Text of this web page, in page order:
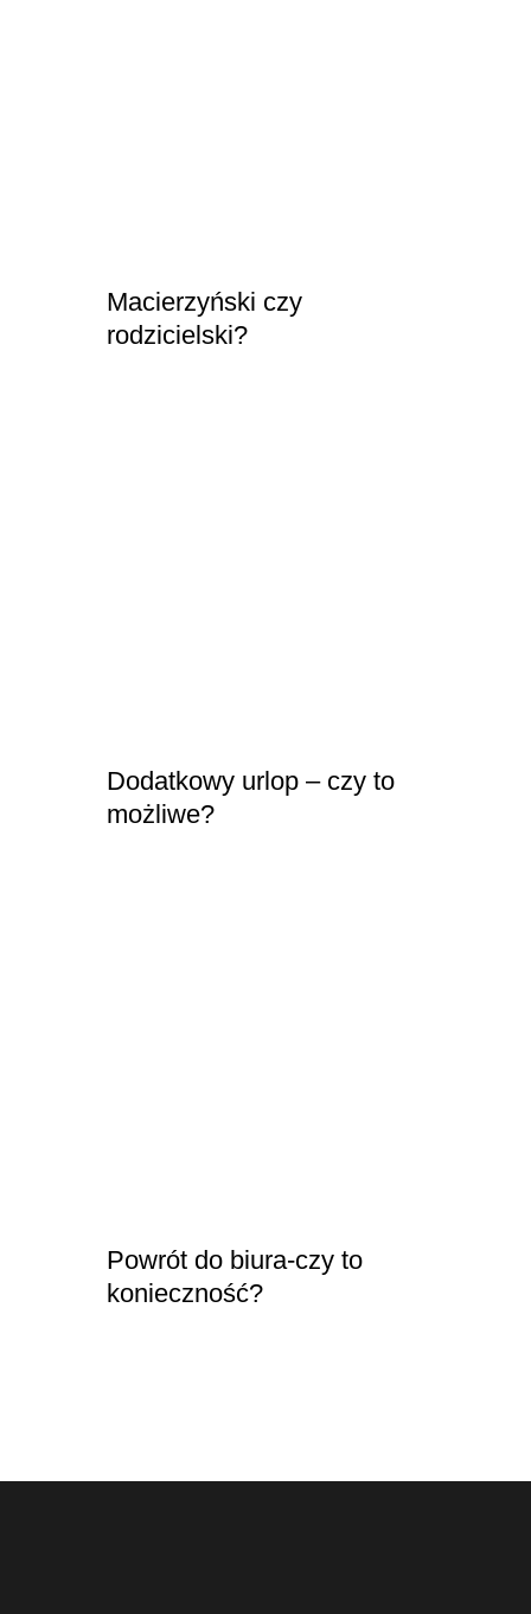
Macierzyński czy
rodzicielski?
Dodatkowy urlop – czy to
możliwe?
Powrót do biura-czy to
konieczność?